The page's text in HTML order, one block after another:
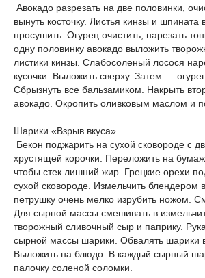
Авокадо разрезать на две половинки,
вынуть косточку. Листья кинзы и шпината
просушить. Огурец очистить, нарезать
одну половинку авокадо выложить
листики кинзы. Слабосоленый лосося
кусочки. Выложить сверху. Затем —
Сбрызнуть все бальзамиком. Накрыть
авокадо. Окропить оливковым маслом и
Шарики «Взрыв вкуса»
Бекон поджарить на сухой сковороде с
хрустящей корочки. Переложить на
чтобы стек лишний жир. Грецкие орехи
сухой сковороде. Измельчить блендером
петрушку очень мелко изрубить ножом.
Для сырной массы смешивать в
творожный сливочный сыр и паприку.
сырной массы шарики. Обвалять шарики
Выложить на блюдо. В каждый сырный
палочку соленой соломки.